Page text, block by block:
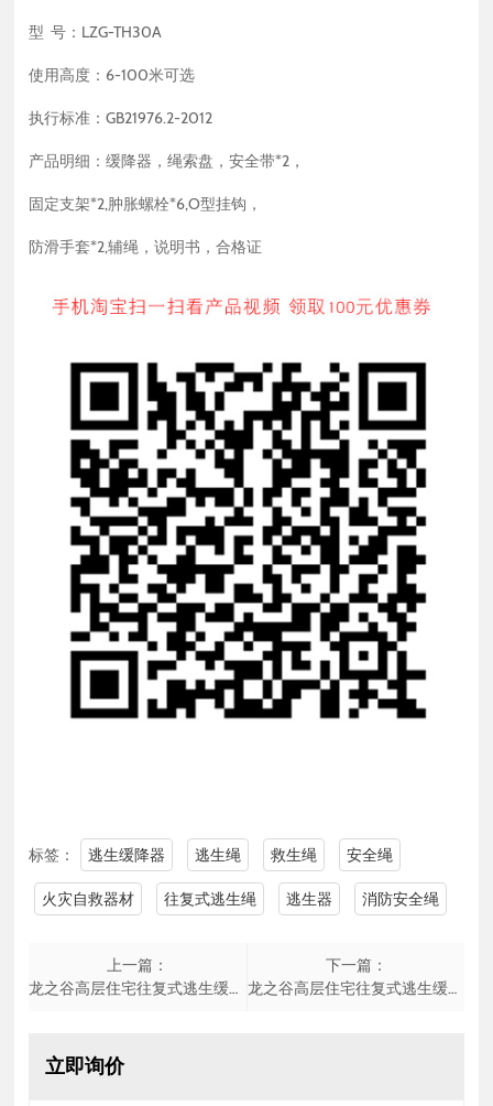
型 号：LZG-TH30A
使用高度：6-100米可选
执行标准：GB21976.2-2012
产品明细：缓降器，绳索盘，安全带*2，
固定支架*2,肿胀螺栓*6,O型挂钩，
防滑手套*2,辅绳，说明书，合格证
标签： 逃生缓降器 逃生绳 救生绳 安全绳
火灾自救器材 往复式逃生绳 逃生器 消防安全绳
上一篇：
龙之谷高层住宅往复式逃生缓降器60米纸箱缓降器(17-19楼
下一篇：
龙之谷高层住宅往复式逃生缓降器40米纸箱缓降器(10-13楼
立即询价